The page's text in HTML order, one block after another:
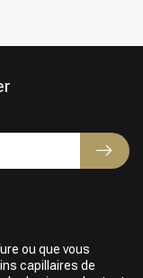
ou que vous
capillaires de